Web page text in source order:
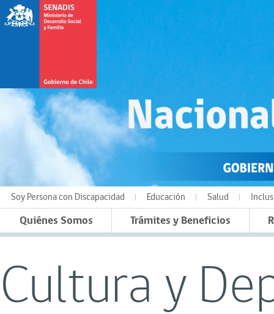
Soy Persona con Discapacidad Educación Salud
Quiénes Somos Trámites y Beneficios
Cultura y